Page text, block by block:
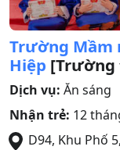
Trường Mầm
Hiệp
Dịch vụ: Ăn sáng
Nhận trẻ: 12
D94, Khu Phố